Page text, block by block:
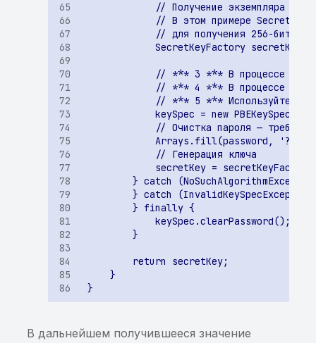
Уязвимость в
OpenSource компоненте
В дальнейшем получившееся значение